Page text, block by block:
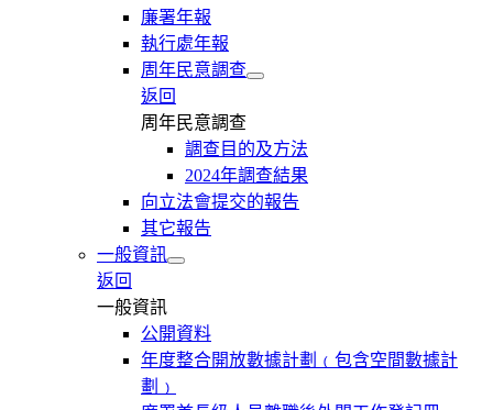
廉署年報
執行處年報
周年民意調查
返回
周年民意調查
調查目的及方法
2024年調查結果
向立法會提交的報告
其它報告
一般資訊
返回
一般資訊
公開資料
年度整合開放數據計劃﹙包含空間數據計
劃﹚